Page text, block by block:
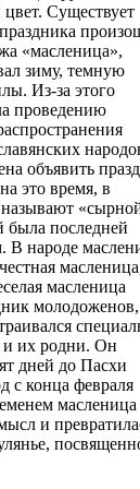
Существует
«масленица»,
зиму, темную
Из-за этого
проведению
объявить
это время, в
была последней
В народе
масленица
молодоженов,
и их родни. Он
дней до Пасхи
с конца февраля
масленица
и